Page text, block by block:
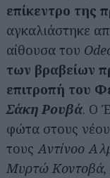
επίκεντρο της
αγκαλιάστηκε
αίθουσα του
των βραβείων
επιτροπή του
Σάκη Ρουβά. Ο
φώτα στους
τους Αντίνοο
Μυρτώ